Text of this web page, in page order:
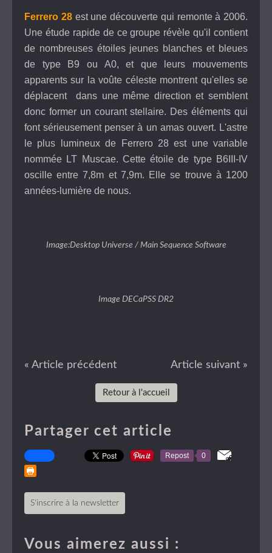
Ferrero 28 est une découverte qui remonte à 2006.
Une étude rapide de ce groupe révèle qu'il contient
de nombreuses étoiles jeunes blanches et bleues
de type B9 ou A0, et que leurs mouvements
apparents sur la voûte céleste montrent qu'elles se
déplacent dans une même direction et semblent
donc former un courant stellaire. Des éléments qui
font sérieusement penser à un amas ouvert. L'astre
le plus lumineux de Ferrero 28 est une variable
nommée LT Muscae. Cette étoile de type B6III-IV
oscille entre 7,8m et 7,9m. Elle se trouve à 1200
années-lumière de nous.
Image:Desktop Universe / Main Sequence Software
Image DECaPSS DR2
« Article précédent Article suivant »
Retour à l'accueil
Partager cet article
Repost 0
S'inscrire à la newsletter
Vous aimerez aussi :